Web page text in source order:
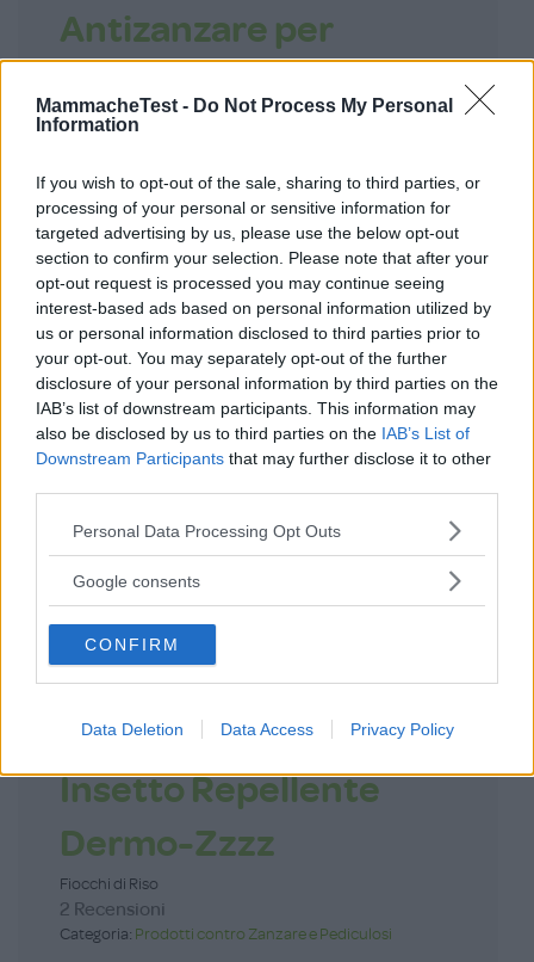
MammacheTest - Do Not Process My Personal
Information
If you wish to opt-out of the sale, sharing to third parties, or
processing of your personal or sensitive information for
targeted advertising by us, please use the below opt-out
section to confirm your selection. Please note that after your
opt-out request is processed you may continue seeing
interest-based ads based on personal information utilized by
us or personal information disclosed to third parties prior to
your opt-out. You may separately opt-out of the further
disclosure of your personal information by third parties on the
IAB’s list of downstream participants. This information may
also be disclosed by us to third parties on the IAB’s List of
Downstream Participants that may further disclose it to other
Please note that this website/app uses one or more Google
not limited to your visit or usage behaviour. You may click to
use your data for below specified purposes in below Google
consent section.
Personal Data Processing Opt Outs
Google consents
CONFIRM
Data Deletion Data Access Privacy Policy
Antizanzare per
Kitty
J Bimbi
0 Recensioni
Categoria:Prodotti contro Zanzare e Pediculosi
Scrivi recensione
+100
Emulsione Delicata
Insetto Repellente
Dermo-Zzzz
Fiocchi di Riso
2 Recensioni
Categoria: Prodotti contro Zanzare e Pediculosi